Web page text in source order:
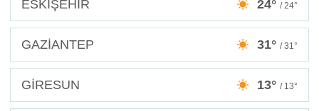
ESKİŞEHİR 24° / 24°
GAZİANTEP 31° / 31°
GİRESUN 13° / 13°